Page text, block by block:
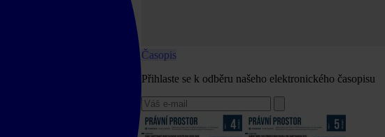
Časopis
Přihlaste se k odběru našeho elektronického časopisu